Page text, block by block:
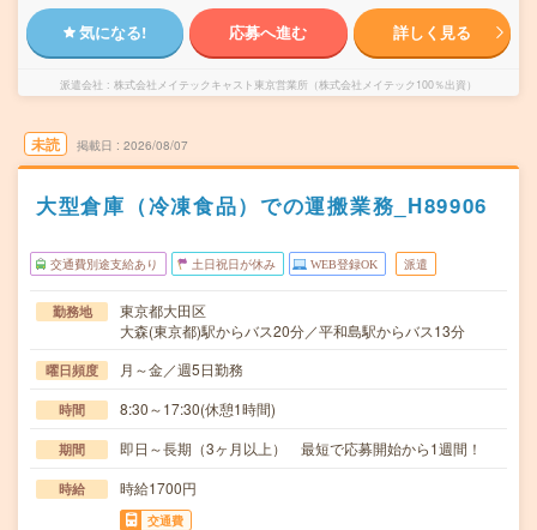
気になる! 応募へ進む 詳しく見る
派遣会社 株式会社メイテックキャスト東京営業所（株式会社メイテック100％出資）
未読 掲載日 2026/08/07
大型倉庫（冷凍食品）での運搬業務_H89906
交通費別途支給あり 土日祝日が休み WEB登録OK 派遣
勤務地
東京都大田区
大森(東京都)駅からバス20分／平和島駅からバス13分
曜日頻度 月～金／週5日勤務
時間 8:30～17:30(休憩1時間)
期間 即日～長期（3ヶ月以上） 最短で応募開始から1週間！
時給 時給1700円
交通費